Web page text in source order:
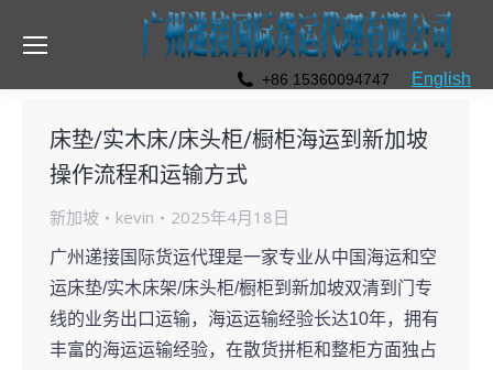
+86 15360094747 English
床垫/实木床/床头柜/橱柜海运到新加坡
操作流程和运输方式
新加坡 kevin 2025年4月18日
广州递接国际货运代理是一家专业从中国海运和空
运床垫/实木床架/床头柜/橱柜到新加坡双清到门专
线的业务出口运输，海运运输经验长达10年，拥有
丰富的海运运输经验，在散货拼柜和整柜方面独占